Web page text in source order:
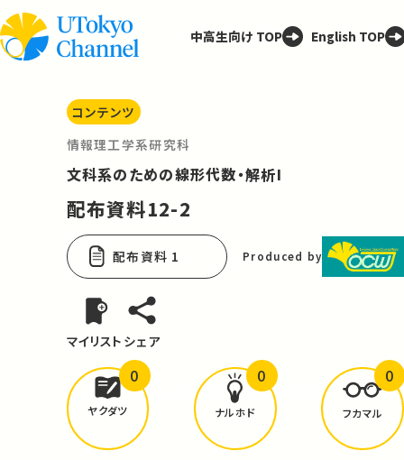
中高生向け TOP English TOP
コンテンツ
情報理工学系研究科
文科系のための線形代数・解析I
配布資料12-2
配布資料 1 Produced by
マイリスト シェア
どんな学びがありましたか？
ヤクダツ
0
ナルホド
0
フカマル
0